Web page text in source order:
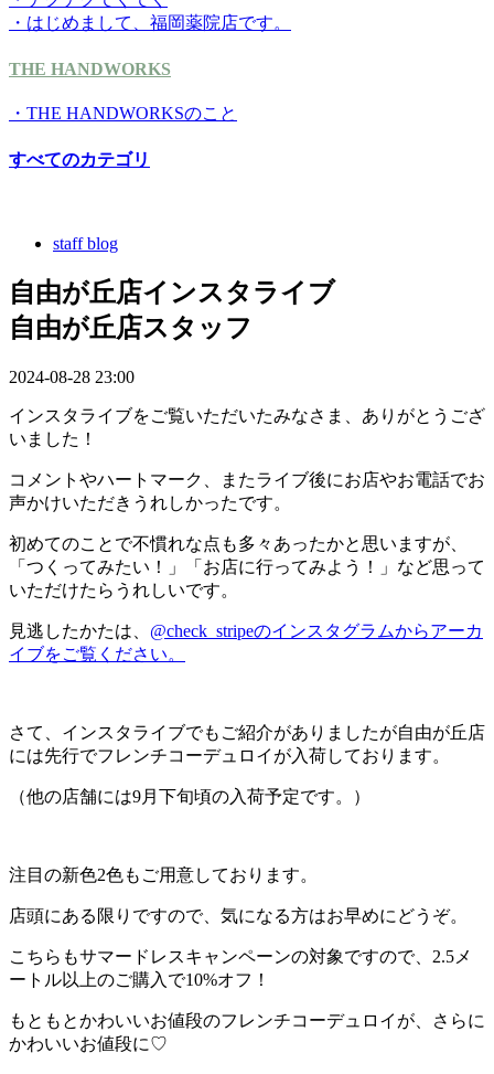
・はじめまして、福岡薬院店です。
THE HANDWORKS
・THE HANDWORKSのこと
すべてのカテゴリ
staff blog
自由が丘店インスタライブ
自由が丘店スタッフ
2024-08-28 23:00
インスタライブをご覧いただいたみなさま、ありがとうござ
いました！
コメントやハートマーク、またライブ後にお店やお電話でお
声かけいただきうれしかったです。
初めてのことで不慣れな点も多々あったかと思いますが、
「つくってみたい！」「お店に行ってみよう！」など思って
いただけたらうれしいです。
見逃したかたは、 @check_stripeのインスタグラムからアーカ
イブをご覧ください。
さて、インスタライブでもご紹介がありましたが自由が丘店
には先行でフレンチコーデュロイが入荷しております。
（他の店舗には9月下旬頃の入荷予定です。）
注目の新色2色もご用意しております。
店頭にある限りですので、気になる方はお早めにどうぞ。
こちらもサマードレスキャンペーンの対象ですので、2.5メ
ートル以上のご購入で10%オフ！
もともとかわいいお値段のフレンチコーデュロイが、さらに
かわいいお値段に♡